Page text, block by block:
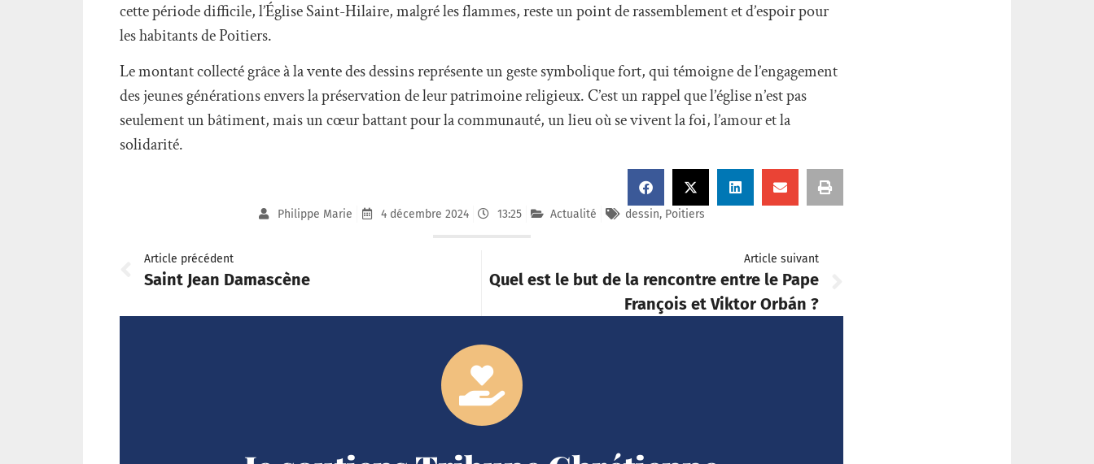
cette période difficile, l’Église Saint-Hilaire, malgré les flammes, reste un point de rassemblement et d’espoir pour
les habitants de Poitiers.
Le montant collecté grâce à la vente des dessins représente un geste symbolique fort, qui témoigne de l’engagement
des jeunes générations envers la préservation de leur patrimoine religieux. C’est un rappel que l’église n’est pas
seulement un bâtiment, mais un cœur battant pour la communauté, un lieu où se vivent la foi, l’amour et la
solidarité.
Philippe Marie 4 décembre 2024 13:25 Actualité dessin, Poitiers
Article précédent
Saint Jean Damascène
Article suivant
Quel est le but de la rencontre entre le Pape
François et Viktor Orbán ?